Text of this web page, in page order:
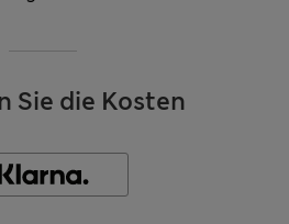
Sie die Kosten